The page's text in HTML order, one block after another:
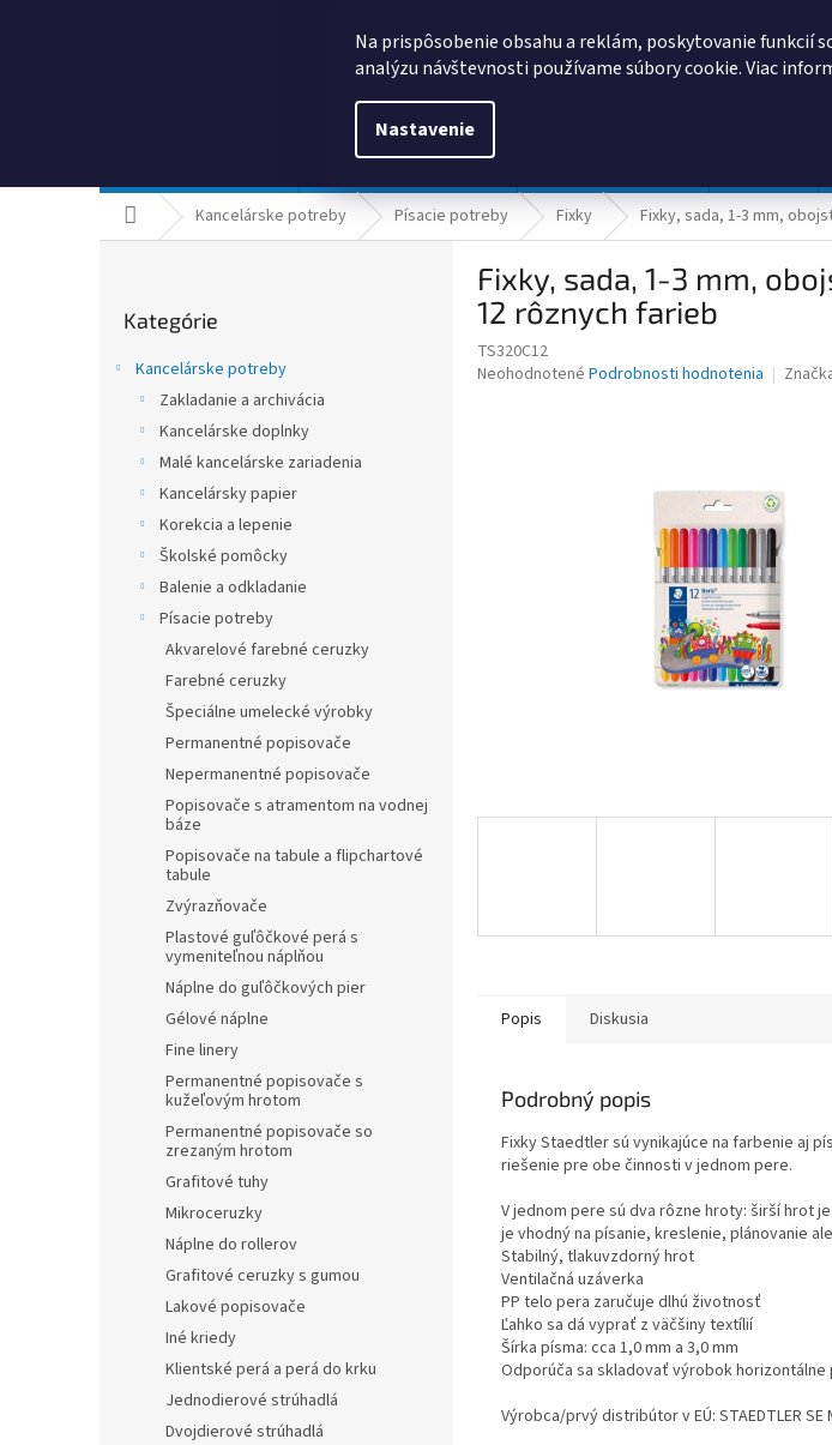
Na prispôsobenie obsahu a reklám, poskytovanie funkcií
analýzu návštevnosti používame súbory cookie. Viac
Nastavenie
DomovKancelárske potreby Písacie potreby Fixky Fixky, sada, 1-3 mm,
kategórie
Kategórie
Kancelárske potreby
Zakladanie a archivácia
Kancelárske doplnky
Malé kancelárske zariadenia
Kancelársky papier
Korekcia a lepenie
Školské pomôcky
Balenie a odkladanie
Písacie potreby
Akvarelové farebné ceruzky
Farebné ceruzky
Špeciálne umelecké výrobky
Permanentné popisovače
Nepermanentné popisovače
Popisovače s atramentom na vodnej
báze
Popisovače na tabule a flipchartové
tabule
Zvýrazňovače
Plastové guľôčkové perá s
vymeniteľnou náplňou
Náplne do guľôčkových pier
Gélové náplne
Fine linery
Permanentné popisovače s
kužeľovým hrotom
Permanentné popisovače so
zrezaným hrotom
Grafitové tuhy
Mikroceruzky
Náplne do rollerov
Grafitové ceruzky s gumou
Lakové popisovače
Iné kriedy
Klientské perá a perá do krku
Jednodierové strúhadlá
Dvojdierové strúhadlá
Fixky, sada, 1-3 mm,
12 rôznych farieb
TS320C12
Priemerné
Neohodnotené Podrobnosti hodnotenia
Popis Diskusia
Podrobný popis
Fixky Staedtler sú vynikajúce na farbenie aj
riešenie pre obe činnosti v jednom pere.
V jednom pere sú dva rôzne hroty: širší hrot
je vhodný na písanie, kreslenie, plánovanie
Stabilný, tlakuvzdorný hrot
Ventilačná uzáverka
PP telo pera zaručuje dlhú životnosť
Ľahko sa dá vyprať z väčšiny textílií
Šírka písma: cca 1,0 mm a 3,0 mm
Odporúča sa skladovať výrobok
Výrobca/prvý distribútor v EÚ: STAEDTLER